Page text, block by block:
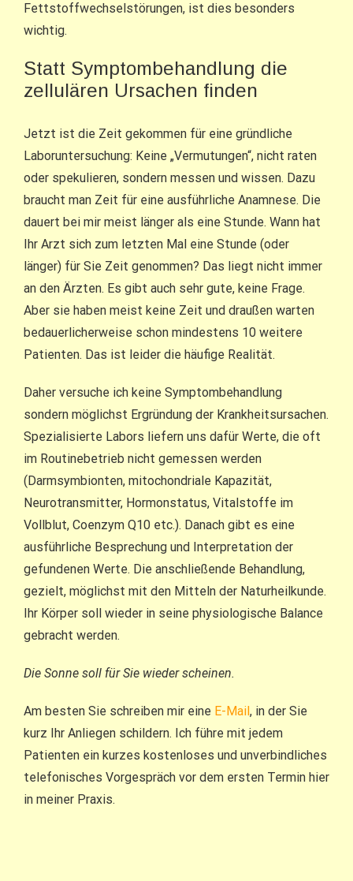
Fettstoffwechselstörungen, ist dies besonders
wichtig.
Statt Symptombehandlung die
zellulären Ursachen finden
Jetzt ist die Zeit gekommen für eine gründliche
Laboruntersuchung: Keine „Vermutungen“, nicht raten
oder spekulieren, sondern messen und wissen. Dazu
braucht man Zeit für eine ausführliche Anamnese. Die
dauert bei mir meist länger als eine Stunde. Wann hat
Ihr Arzt sich zum letzten Mal eine Stunde (oder
länger) für Sie Zeit genommen? Das liegt nicht immer
an den Ärzten. Es gibt auch sehr gute, keine Frage.
Aber sie haben meist keine Zeit und draußen warten
bedauerlicherweise schon mindestens 10 weitere
Patienten. Das ist leider die häufige Realität.
Daher versuche ich keine Symptombehandlung
sondern möglichst Ergründung der Krankheitsursachen.
Spezialisierte Labors liefern uns dafür Werte, die oft
im Routinebetrieb nicht gemessen werden
(Darmsymbionten, mitochondriale Kapazität,
Neurotransmitter, Hormonstatus, Vitalstoffe im
Vollblut, Coenzym Q10 etc.). Danach gibt es eine
ausführliche Besprechung und Interpretation der
gefundenen Werte. Die anschließende Behandlung,
gezielt, möglichst mit den Mitteln der Naturheilkunde.
Ihr Körper soll wieder in seine physiologische Balance
gebracht werden.
Die Sonne soll für Sie wieder scheinen.
Am besten Sie schreiben mir eine E-Mail, in der Sie
kurz Ihr Anliegen schildern. Ich führe mit jedem
Patienten ein kurzes kostenloses und unverbindliches
telefonisches Vorgespräch vor dem ersten Termin hier
in meiner Praxis.